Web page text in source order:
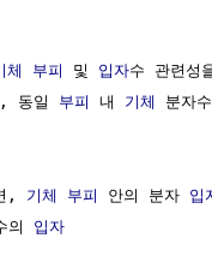
체 부피 및 입자수 관련성
동일 부피 내 기체 분자
, 기체 부피 안의 분자 입
의 입자